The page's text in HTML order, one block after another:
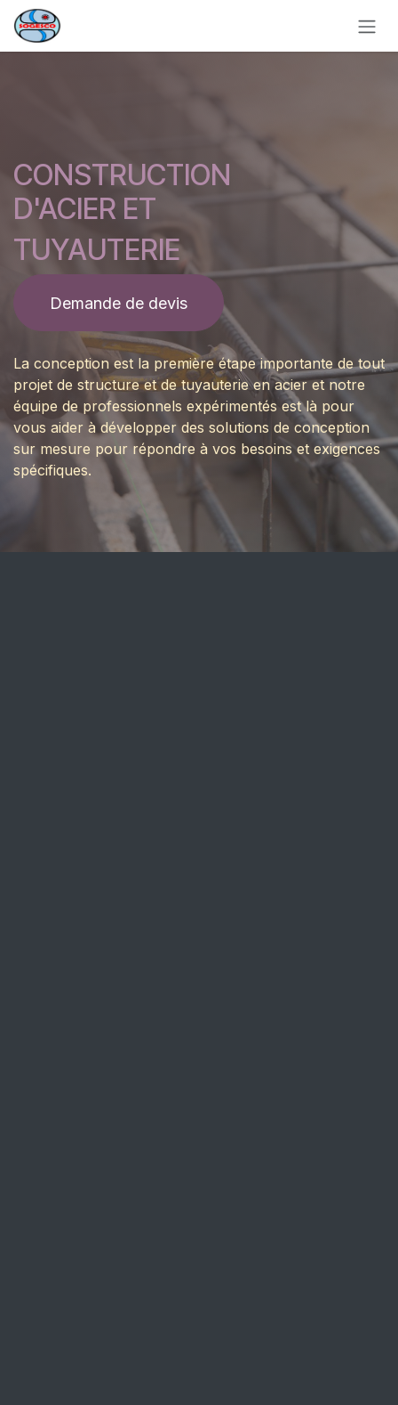
Se rendre au contenu
CONSTRUCTION
D'ACIER ET
TUYAUTERIE
Demande de devis
La conception est la première étape importante de tout
projet de structure et de tuyauterie en acier et notre
équipe de professionnels expérimentés est là pour
vous aider à développer des solutions de conception
sur mesure pour répondre à vos besoins et exigences
spécifiques.